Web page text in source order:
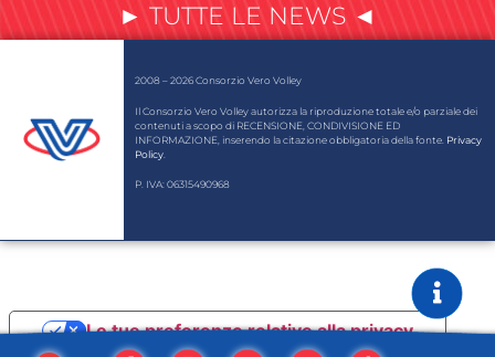
► TUTTE LE NEWS ◄
2008 – 2026 Consorzio Vero Volley
Il Consorzio Vero Volley autorizza la riproduzione totale e/o parziale dei
contenuti a scopo di RECENSIONE, CONDIVISIONE ED
INFORMAZIONE, inserendo la citazione obbligatoria della fonte. Privacy
Policy
P. IVA: 06315490968
Le tue preferenze relative alla privacy